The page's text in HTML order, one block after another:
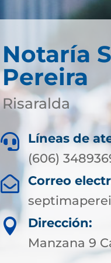
Notaría
Pereira
Risaralda

Líneas de
(606)

Correo

Dirección:
Manzana 9